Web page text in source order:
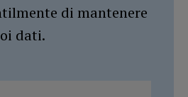
di mantenere
dati.